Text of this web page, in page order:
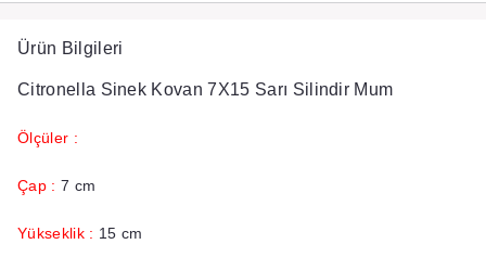
Ürün Bilgileri
Citronella Sinek Kovan 7X15 Sarı Silindir Mum
Ölçüler :
Çap : 7 cm
Yükseklik : 15 cm